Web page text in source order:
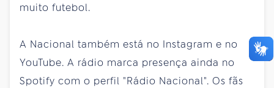
muito futebol.
A Nacional também está no Instagram e no
YouTube. A rádio marca presença ainda no
Spotify com o perfil "Rádio Nacional". Os fãs